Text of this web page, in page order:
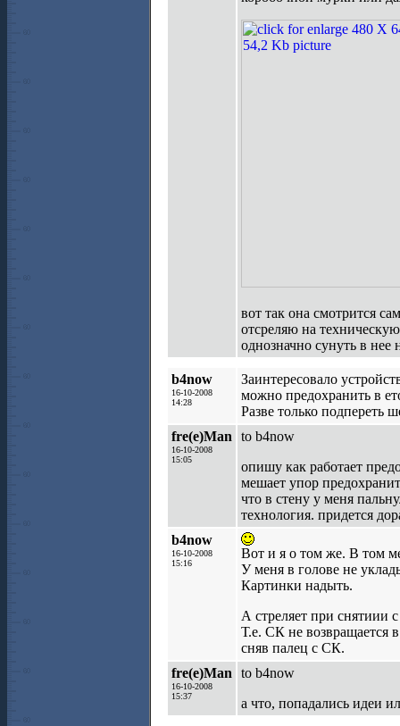
вот так она смотрится
отсреляю на
однозначно сунуть в нее
b4now
16-10-2008
14:28
Заинтересовало
можно предохранить в
Разве только подпереть
fre(e)Man
16-10-2008
15:05
to b4now
опишу как работает
мешает упор
что в стену у меня
технология. придется
b4now
16-10-2008
15:16
Вот и я о том же. В том
У меня в голове не
Картинки надыть.
А стреляет при снятиии
Т.е. СК не возвращается
сняв палец с СК.
fre(e)Man
16-10-2008
15:37
to b4now
а что, попадались идеи